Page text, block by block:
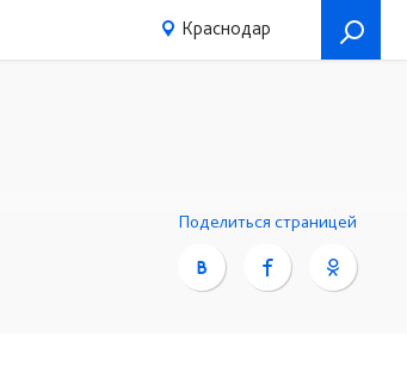
Краснодар
Поделиться страницей